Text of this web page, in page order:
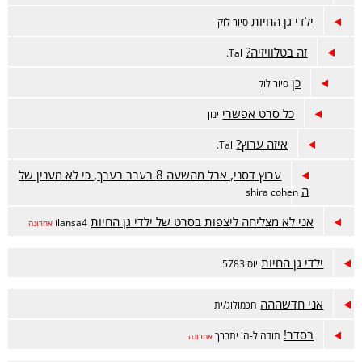
ילדי גן החיות סיור לוק
זה בטלוויזיה? Tal.
כן סיור לוק
כל סרט אפשרי ינון
איזה ערוץ? Tal.
ערוץ דסני, אבל מהשעה 8 בערב בערך, כי לא מענין של
ה shira cohen
אני לא מצליחה ליצפות בסרט של ילדי גן החיות ilansa4 אחרונה
ילדי גן החיות יוסי5783
אני חדשההה חכמולוג/ית
בסדר! תודה ל-ה' יתברך אחרונה